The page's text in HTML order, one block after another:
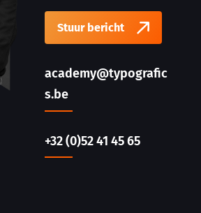
Stuur bericht
academy@typografic
s.be
+32 (0)52 41 45 65